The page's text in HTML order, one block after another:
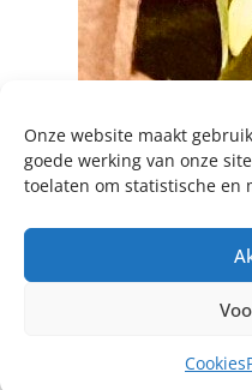
Onze website maakt
goede werking van onze
toelaten om statistische en
Cookies